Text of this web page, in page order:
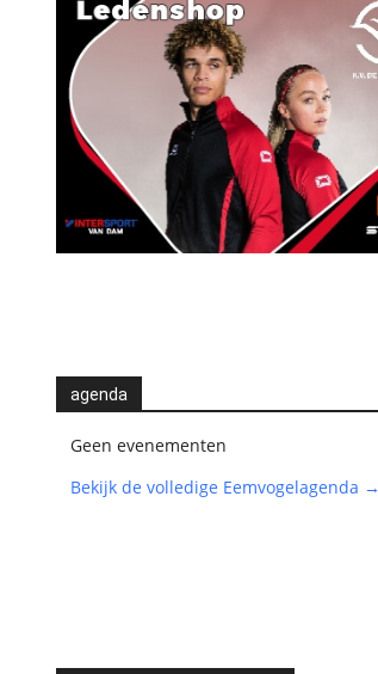
agenda
Geen evenementen
Bekijk de volledige Eemvogelagenda →